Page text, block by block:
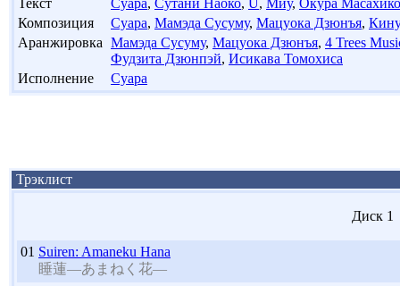
Композиция
Суара, Мамэда Сусуму, Мацуока Дзюнъя,
Аранжировка Мамэда Сусуму, Мацуока Дзюнъя, 4 Trees
Фудзита Дзюнпэй, Исикава Томохиса
Исполнение
Суара
Трэклист
Диск 1
01 Suiren: Amaneku Hana
睡蓮—あまねく花—